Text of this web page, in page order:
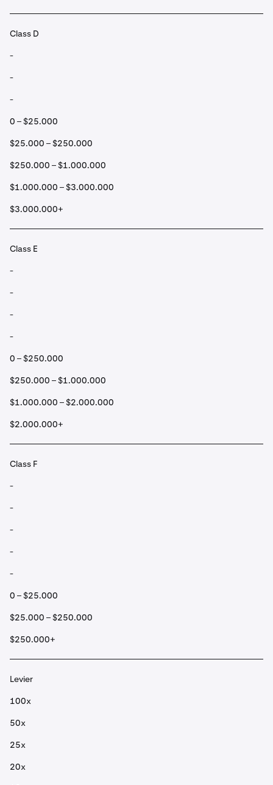
Class D
-
-
-
0 – $25.000
$25.000 – $250.000
$250.000 – $1.000.000
$1.000.000 – $3.000.000
$3.000.000+
Class E
-
-
-
-
0 – $250.000
$250.000 – $1.000.000
$1.000.000 – $2.000.000
$2.000.000+
Class F
-
-
-
-
-
0 – $25.000
$25.000 – $250.000
$250.000+
Levier
100x
50x
25x
20x